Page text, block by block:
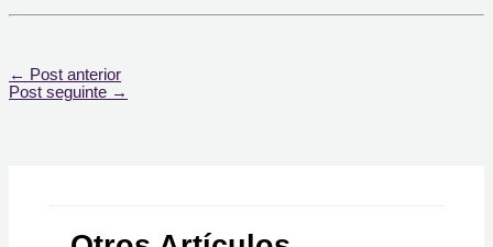
← Post anterior
Post seguinte →